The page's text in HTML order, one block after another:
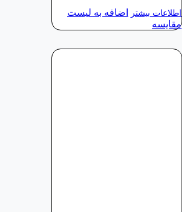
اطلاعات بیشتر
اضافه به لیست
مقایسه